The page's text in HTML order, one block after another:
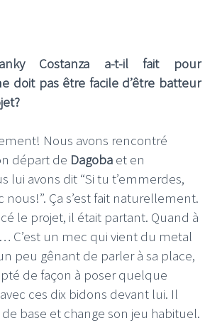
Costanza a-t-il fait pour
doit pas être facile d’être batteur
Nous avons rencontré
départ de Dagoba et en
lui avons dit “Si tu t’emmerdes,
nous!”. Ça s’est fait naturellement.
le projet, il était partant. Quand à
C’est un mec qui vient du metal
peu gênant de parler à sa place,
de façon à poser quelque
ces dix bidons devant lui. Il
base et change son jeu habituel.